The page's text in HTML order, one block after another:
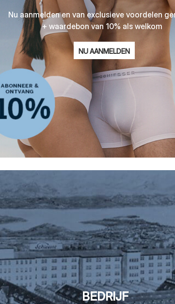
Nu aanmelden en van exclusieve voordelen
+ waardebon van 10% als welkom
E-
mailadres
NU AANMELDEN
Ik ben geïnteresseerd in:
Damesmode
Herenmode
Privacy Policy
BEDRIJF